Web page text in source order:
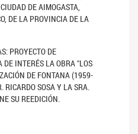
DE AIMOGASTA,
DE LA PROVINCIA DE LA
PROYECTO DE
DE INTERÉS LA OBRA "LOS
DE FONTANA (1959-
RICARDO SOSA Y LA SRA.
SU REEDICIÓN.